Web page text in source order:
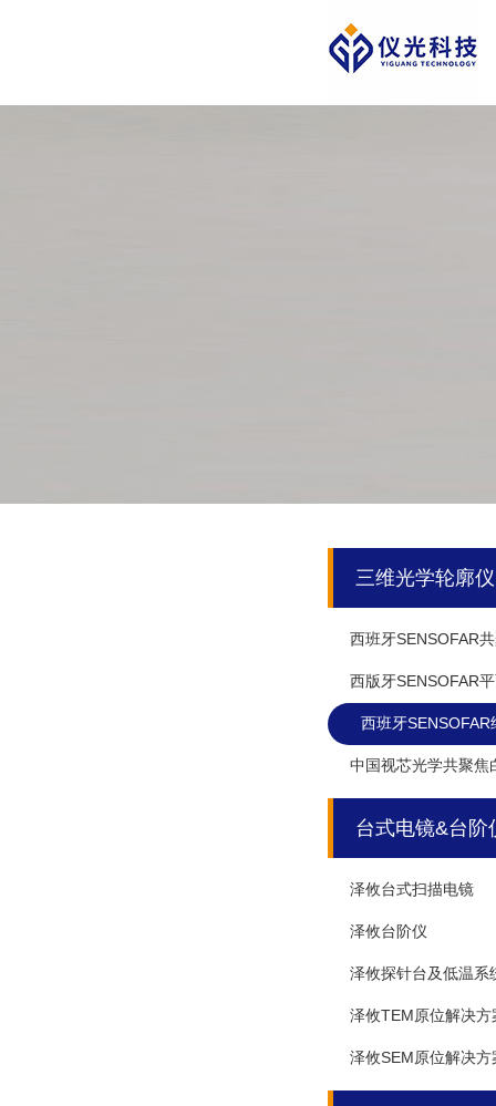
三维光学轮廓仪
西班牙SENSOFAR
西版牙SENSOFAR
西班牙
中国视芯光学共聚焦
台式电镜&台阶
泽攸台式扫描电镜
泽攸台阶仪
泽攸探针台及低温系
泽攸TEM原位解决方
泽攸SEM原位解决方